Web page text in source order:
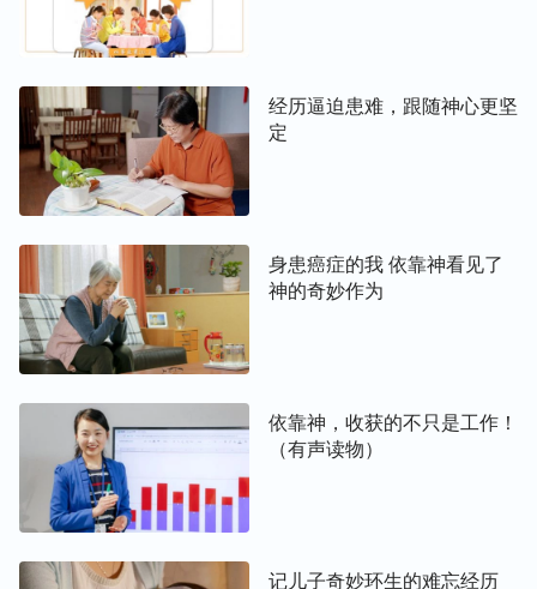
经历逼迫患难，跟随神心更坚
定
身患癌症的我 依靠神看见了
神的奇妙作为
依靠神，收获的不只是工作！
（有声读物）
记儿子奇妙环生的难忘经历